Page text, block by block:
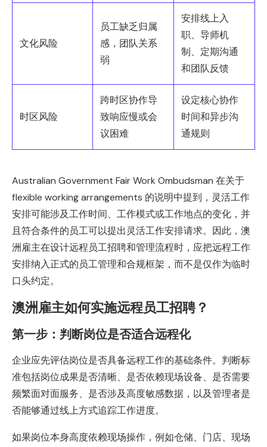
文化风险
员工缺乏归属
感，团队关系
弱
安排线上入
职、导师机
制、定期沟通
和团队反馈
时区风险
跨时区协作导
致响应慢或会
议困难
设定核心协作
时间和异步沟
通规则
Australian Government Fair Work Ombudsman 在关于
flexible working arrangements 的说明中提到，灵活工作
安排可能涉及工作时间、工作模式或工作地点的变化，并
且符合条件的员工可以提出灵活工作安排请求。因此，澳
洲雇主在设计远程员工招聘和管理流程时，应把远程工作
安排纳入正式的员工管理和合规框架，而不是仅作为临时
口头约定。
澳洲雇主如何实施远程员工招聘？
第一步：判断岗位是否适合远程化
企业应先评估岗位是否具备远程工作的基础条件。判断标
准包括岗位成果是否清晰、是否依赖现场设备、是否需要
频繁面对面服务、是否涉及高度敏感数据，以及管理者是
否能够通过线上方式追踪工作进度。
如果岗位本身高度依赖现场操作，例如仓储、门店、现场